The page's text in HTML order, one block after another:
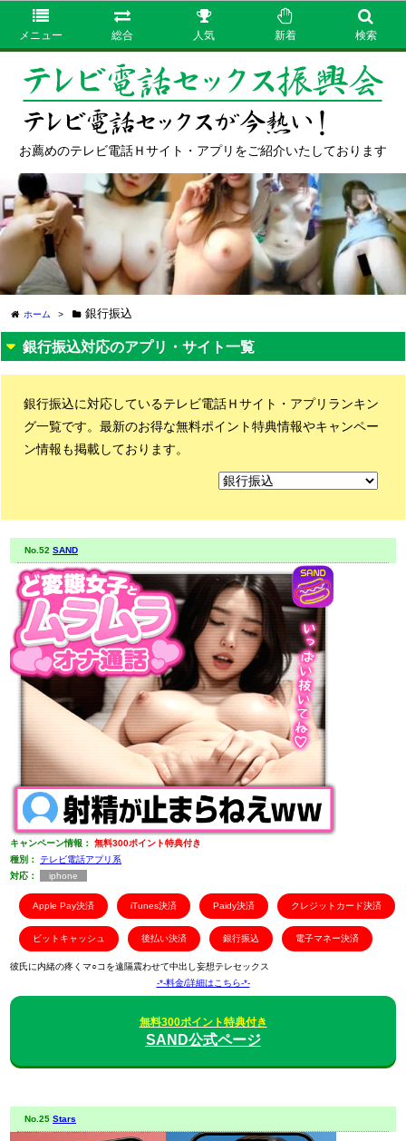
メニュー 総合 人気 新着 検索
お薦めのテレビ電話Ｈサイト・アプリをご紹介いたしております
ホーム > 銀行振込
銀行振込対応のアプリ・サイト一覧
銀行振込に対応しているテレビ電話Ｈサイト・アプリランキン
グ一覧です。最新のお得な無料ポイント特典情報やキャンペー
ン情報も掲載しております。
No.52 SAND
キャンペーン情報：
無料300ポイント特典付き
種別：
テレビ電話アプリ系
対応：
iphone
Apple Pay決済 iTunes決済 Paidy決済 クレジットカード決済
ビットキャッシュ 後払い決済 銀行振込 電子マネー決済
彼氏に内緒の疼くマ○コを遠隔震わせて中出し妄想テレセックス
-*-料金/詳細はこちら-*-
無料300ポイント特典付き
SAND公式ページ
No.25 Stars